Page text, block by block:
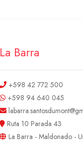
La Barra
+598 42 772 500
+598 94 640 045
Ruta 10 Parada 43
La Barra - Maldonado -